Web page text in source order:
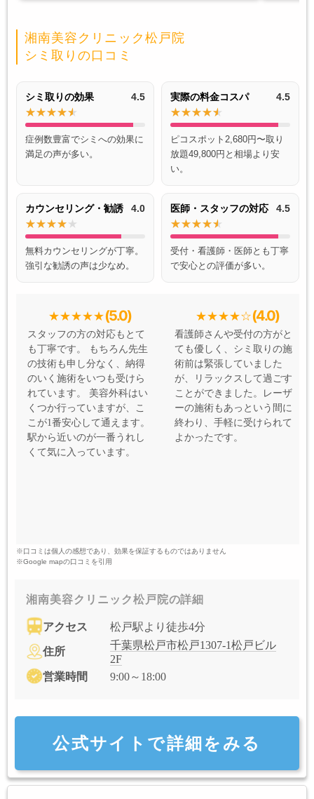
湘南美容クリニック松戸院
シミ取りの口コミ
シミ取りの効果 4.5
症例数豊富でシミへの効果に
満足の声が多い。
実際の料金コスパ 4.5
ピコスポット2,680円〜取り
放題49,800円と相場より安
い。
カウンセリング・勧誘 4.0
無料カウンセリングが丁寧。
強引な勧誘の声は少なめ。
医師・スタッフの対応 4.5
受付・看護師・医師とも丁寧
で安心との評価が多い。
(5.0)
スタッフの方の対応もとて
も丁寧です。 もちろん先生
の技術も申し分なく、納得
のいく施術をいつも受けら
れています。 美容外科はい
くつか行っていますが、こ
こが1番安心して通えます。
駅から近いのが一番うれし
くて気に入っています。
(4.0)
看護師さんや受付の方がと
ても優しく、シミ取りの施
術前は緊張していました
が、リラックスして過ごす
ことができました。レーザ
ーの施術もあっという間に
終わり、手軽に受けられて
よかったです。
※口コミは個人の感想であり、効果を保証するものではありません
※Google mapの口コミを引用
湘南美容クリニック松戸院の詳細
アクセス 松戸駅より徒歩4分
住所
千葉県松戸市松戸1307-1松戸ビル
2F
営業時間
9:00～18:00
公式サイトで詳細をみる